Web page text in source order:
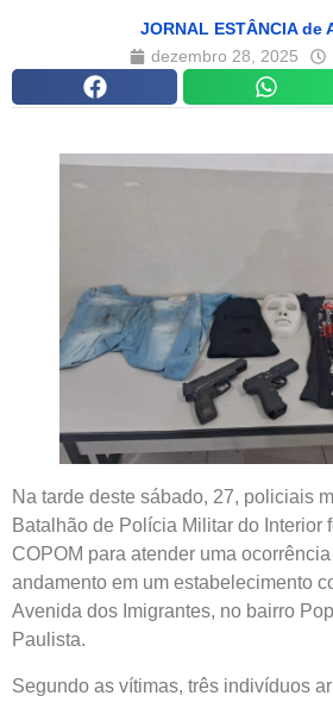
JORNAL ESTÂNCIA de
dezembro 28, 2025
Na tarde deste sábado, 27, policiais
Batalhão de Polícia Militar do Interior
COPOM para atender uma
andamento em um estabelecimento
Avenida dos Imigrantes, no bairro
Paulista.
Segundo as vítimas, três indivíduos